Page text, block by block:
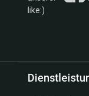
like:)